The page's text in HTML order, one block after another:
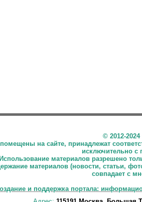
© 2012-
на сайте, принадлежат
исключительно с
материалов разрешено
материалов (новости, статьи,
совпадает с
и поддержка портала: